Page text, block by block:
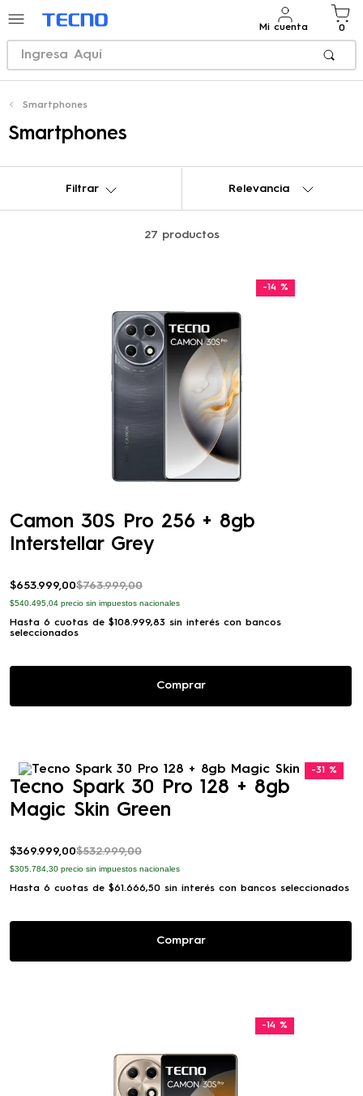
Mi cuenta 0
TÉRMINOS MÁS BUSCADOS
pova
4.
tecno spark 30 pro
tecno phantom
tecno spark 20 pro
tecno phantom flip
Smartphones
Smartphones
Filtrar Relevancia
27 productos
-14 %
Camon 30S Pro 256 + 8gb
Interstellar Grey
$653.999,00$763.999,00
$540.495,04 precio sin impuestos nacionales
Hasta 6 cuotas de $108.999,83 sin interés con bancos
seleccionados
Comprar
-31 %
Tecno Spark 30 Pro 128 + 8gb
Magic Skin Green
$369.999,00$532.999,00
$305.784,30 precio sin impuestos nacionales
Hasta 6 cuotas de $61.666,50 sin interés con bancos seleccionados
Comprar
-14 %